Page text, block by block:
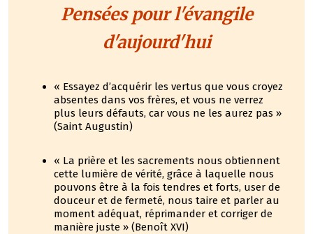
Pensées pour l'évangile
d'aujourd'hui
« Essayez d’acquérir les vertus que vous croyez
absentes dans vos frères, et vous ne verrez
plus leurs défauts, car vous ne les aurez pas »
(Saint Augustin)
« La prière et les sacrements nous obtiennent
cette lumière de vérité, grâce à laquelle nous
pouvons être à la fois tendres et forts, user de
douceur et de fermeté, nous taire et parler au
moment adéquat, réprimander et corriger de
manière juste » (Benoît XVI)